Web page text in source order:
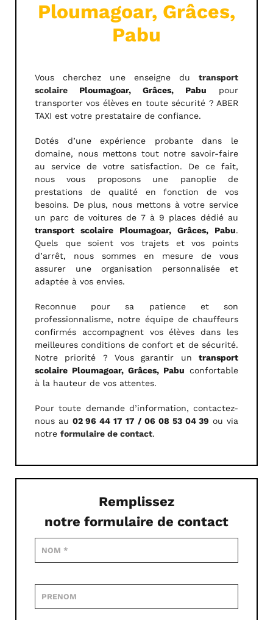
Ploumagoar, Grâces,
Pabu
Vous cherchez une enseigne du transport
scolaire Ploumagoar, Grâces, Pabu pour
transporter vos élèves en toute sécurité ? ABER
TAXI est votre prestataire de confiance.
Dotés d’une expérience probante dans le
domaine, nous mettons tout notre savoir-faire
au service de votre satisfaction. De ce fait,
nous vous proposons une panoplie de
prestations de qualité en fonction de vos
besoins. De plus, nous mettons à votre service
un parc de voitures de 7 à 9 places dédié au
transport scolaire Ploumagoar, Grâces, Pabu.
Quels que soient vos trajets et vos points
d’arrêt, nous sommes en mesure de vous
assurer une organisation personnalisée et
adaptée à vos envies.
Reconnue pour sa patience et son
professionnalisme, notre équipe de chauffeurs
confirmés accompagnent vos élèves dans les
meilleures conditions de confort et de sécurité.
Notre priorité ? Vous garantir un transport
scolaire Ploumagoar, Grâces, Pabu confortable
à la hauteur de vos attentes.
Pour toute demande d’information, contactez-
nous au 02 96 44 17 17 / 06 08 53 04 39 ou via
notre formulaire de contact.
Remplissez
notre formulaire de contact